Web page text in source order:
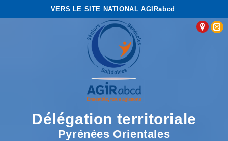
VERS LE SITE NATIONAL AGIRabcd
Délégation territoriale
Pyrénées Orientales